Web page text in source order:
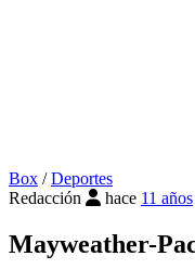
Box /Deportes
Redacción
hace 11 años
Mayweather-